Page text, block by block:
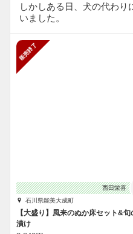
しかしある日、犬の代わり
いました。
西田栄喜
石川県能美大成町
【大盛り】風来のぬか床セット&旬
漬け